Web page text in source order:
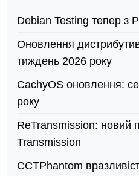
Debian Testing тепер з
Оновлення
тиждень 2026 року
CachyOS оновлення:
року
ReTransmission: новий
Transmission
СCTPhantom